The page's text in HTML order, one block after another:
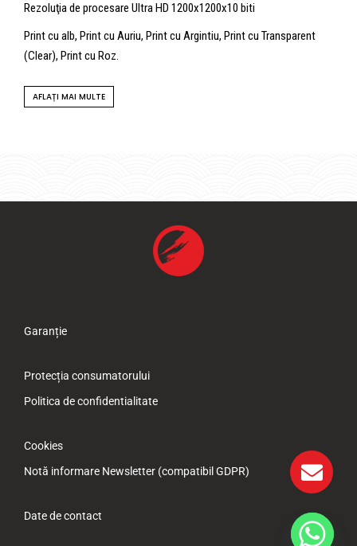
Rezoluţia de procesare Ultra HD 1200x1200x10 biti
Print cu alb, Print cu Auriu, Print cu Argintiu, Print cu Transparent
(Clear), Print cu Roz.
AFLAȚI MAI MULTE
Garanție
Protecția consumatorului
Politica de confidentialitate
Cookies
Notă informare Newsletter (compatibil GDPR)
Date de contact